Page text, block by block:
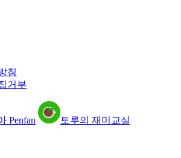
침
거부
Penfan 토루의 재미교실